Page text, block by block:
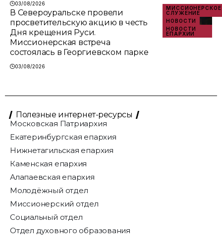
03/08/2026
МИССИОНЕРСКОЕ
СЛУЖЕНИЕ
НОВОСТИ
НОВОСТИ
ЕПАРХИИ
В Североуральске провели
просветительскую акцию в честь
Дня крещения Руси.
Миссионерская встреча
состоялась в Георгиевском парке
03/08/2026
Полезные интернет-ресурсы
Московская Патриархия
Екатеринбургская епархия
Нижнетагильская епархия
Каменская епархия
Алапаевская епархия
Молодёжный отдел
Миссионерский отдел
Социальный отдел
Отдел духовного образования